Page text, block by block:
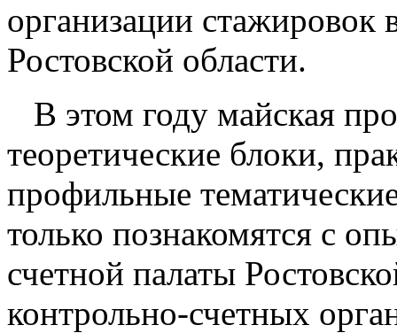
организации стажировок
Ростовской области.
В этом году майская
теоретические блоки,
профильные
только познакомятся с
счетной палаты
контрольно-счетных